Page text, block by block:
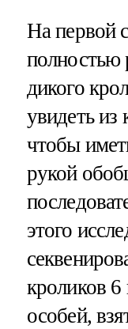
На первой
полностью
дикого
увидеть из
чтобы
рукой
этого
кроликов
особей,